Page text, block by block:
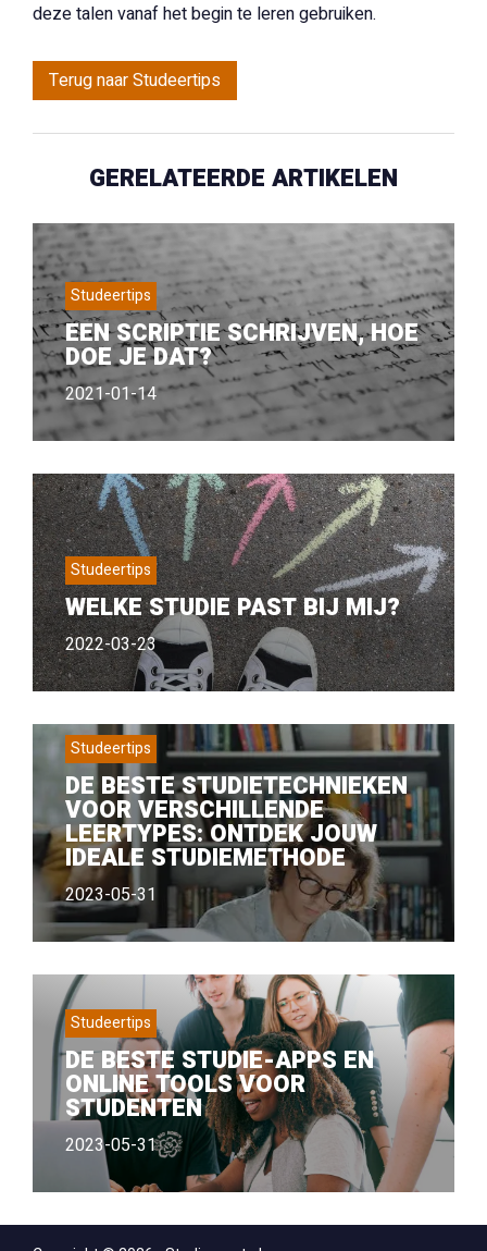
deze talen vanaf het begin te leren gebruiken.
Terug naar Studeertips
GERELATEERDE ARTIKELEN
Studeertips
EEN SCRIPTIE SCHRIJVEN, HOE
DOE JE DAT?
2021-01-14
Studeertips
WELKE STUDIE PAST BIJ MIJ?
2022-03-23
Studeertips
DE BESTE STUDIETECHNIEKEN
VOOR VERSCHILLENDE
LEERTYPES: ONTDEK JOUW
IDEALE STUDIEMETHODE
2023-05-31
Studeertips
DE BESTE STUDIE-APPS EN
ONLINE TOOLS VOOR
STUDENTEN
2023-05-31